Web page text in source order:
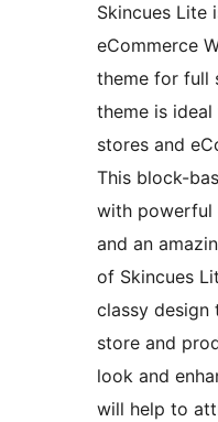
Skincues Lite
eCommerce
theme for full
theme is
stores and
This block-
with powerful
and an
of Skincues
classy
store and
look and
will help to